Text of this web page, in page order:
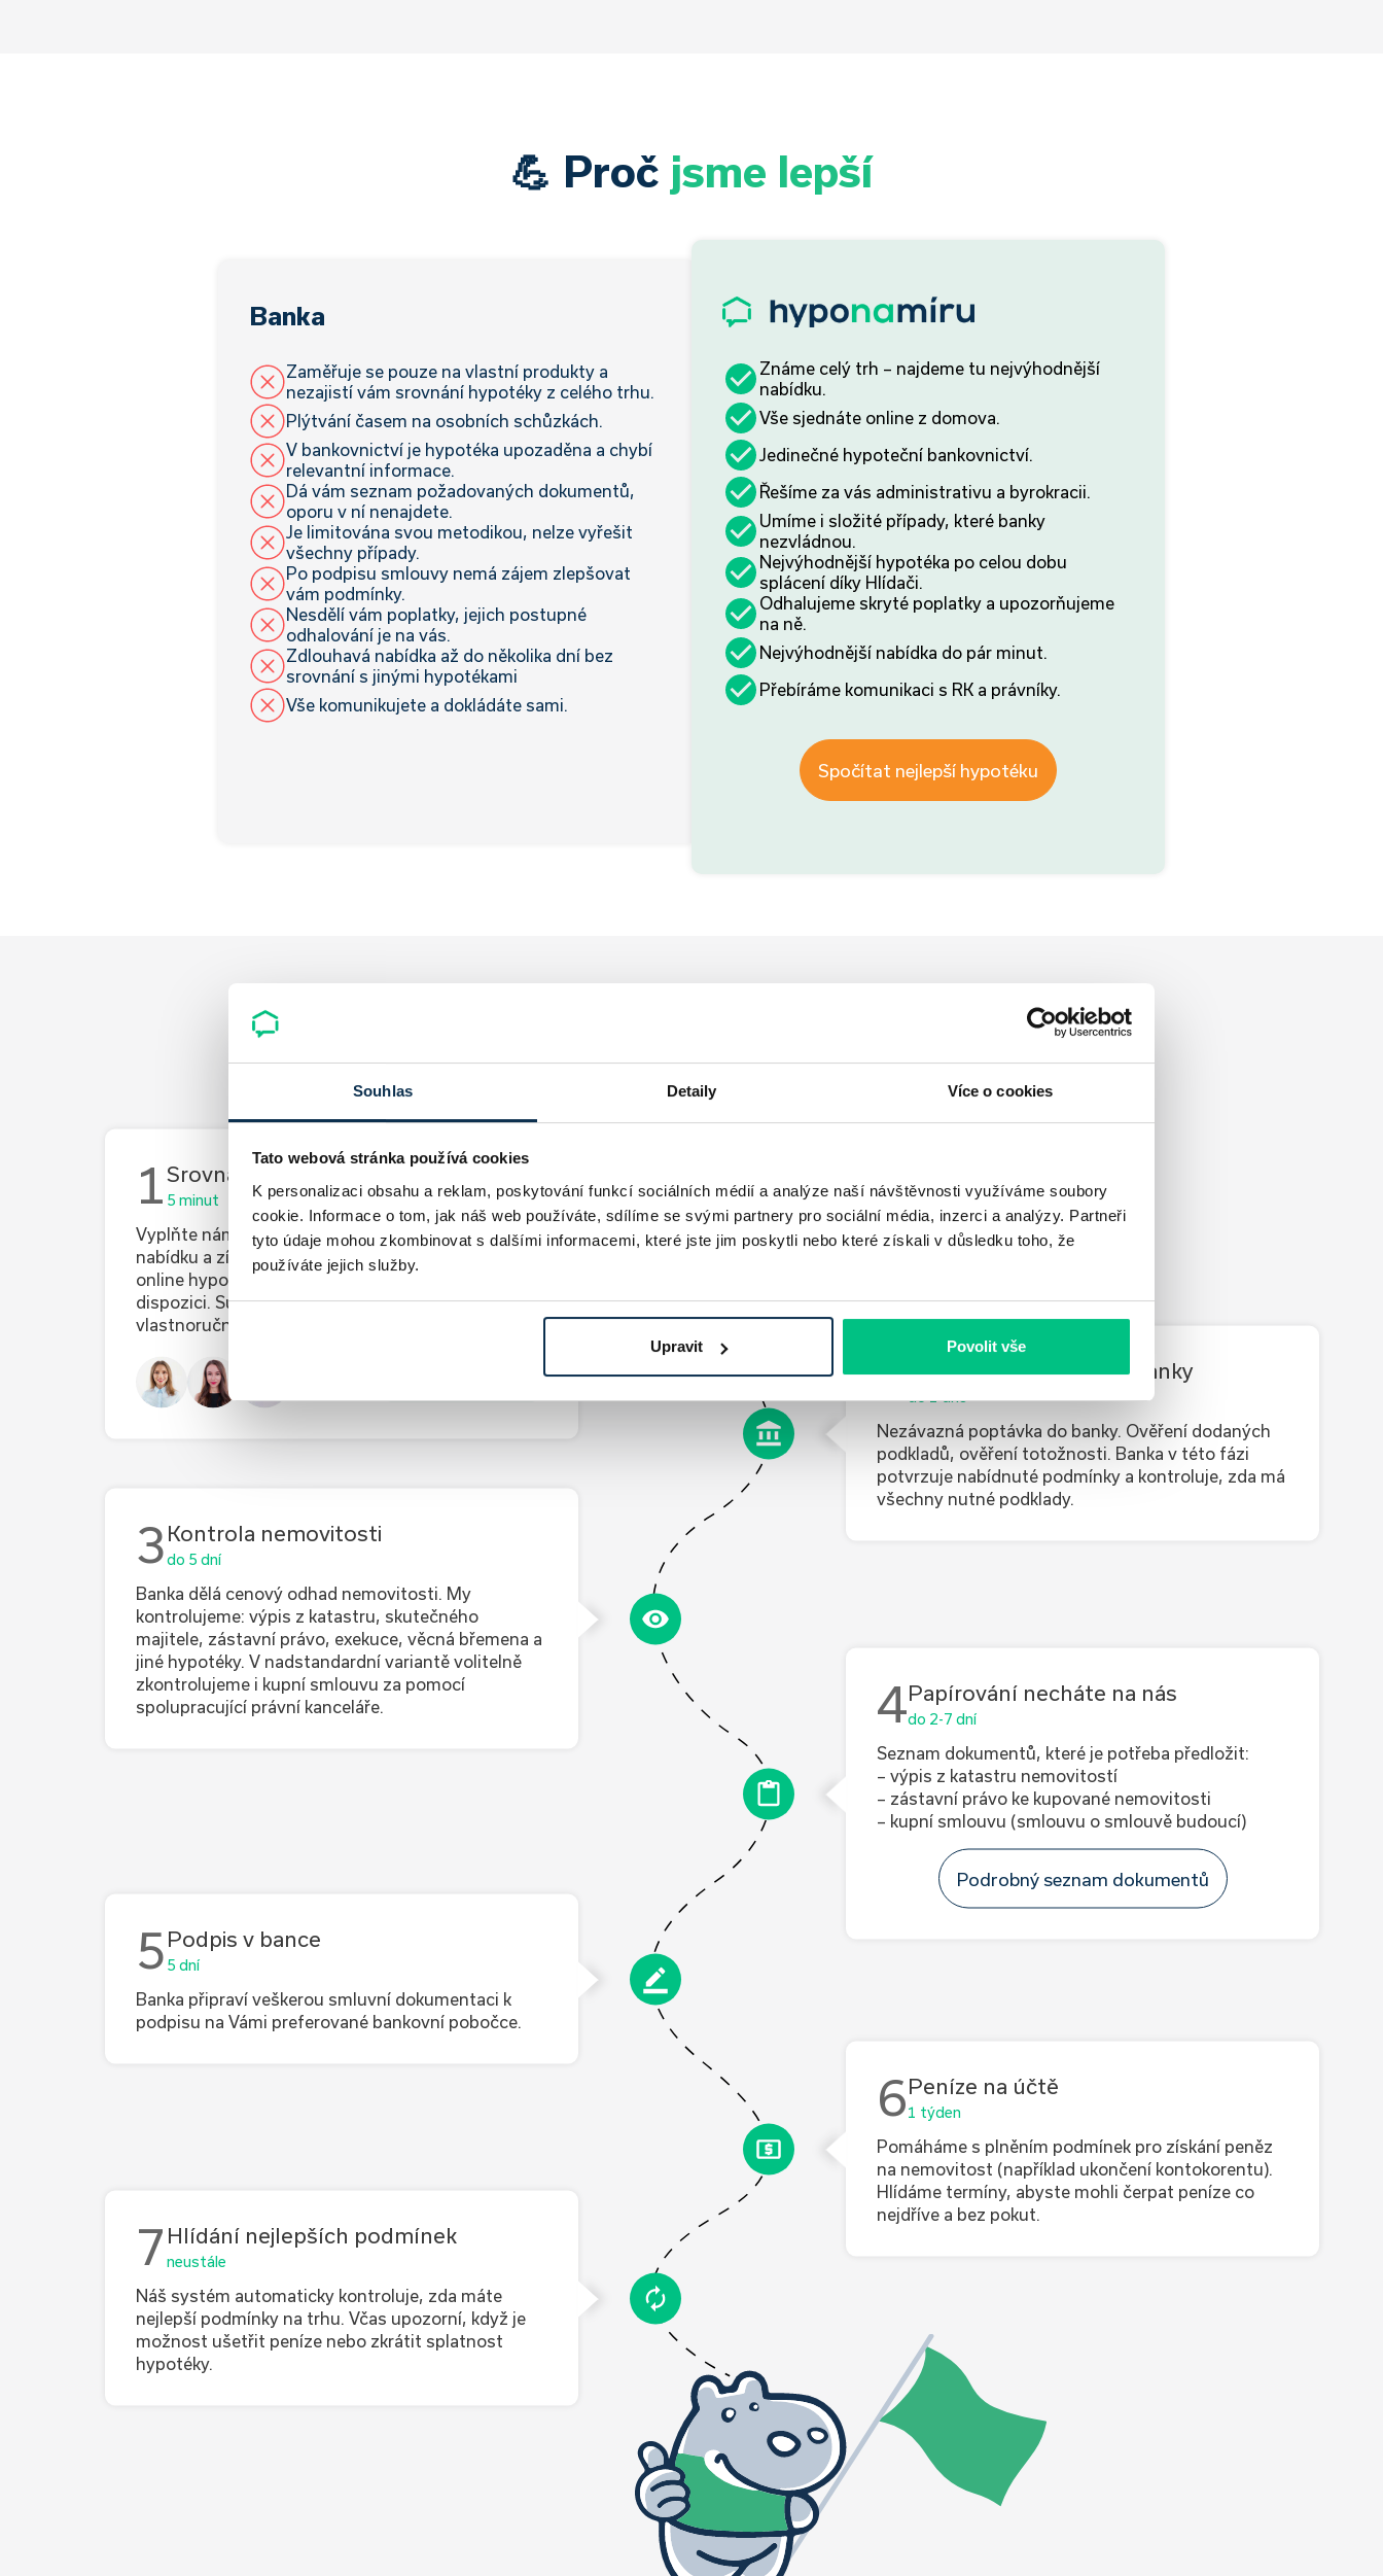
Souhlas Detaily Více o cookies
Tato webová stránka používá cookies
K personalizaci obsahu a reklam, poskytování funkcí sociálních médií a analýze naší návštěvnosti využíváme soubory
cookie. Informace o tom, jak náš web používáte, sdílíme se svými partnery pro sociální média, inzerci a analýzy. Partneři
tyto údaje mohou zkombinovat s dalšími informacemi, které jste jim poskytli nebo které získali v důsledku toho, že
používáte jejich služby.
Upravit Povolit vše
💪 Proč jsme lepší
Banka
Zaměřuje se pouze na vlastní produkty a
nezajistí vám srovnání hypotéky z celého trhu.
Plýtvání časem na osobních schůzkách.
V bankovnictví je hypotéka upozaděna a chybí
relevantní informace.
Dá vám seznam požadovaných dokumentů,
oporu v ní nenajdete.
Je limitována svou metodikou, nelze vyřešit
všechny případy.
Po podpisu smlouvy nemá zájem zlepšovat
vám podmínky.
Nesdělí vám poplatky, jejich postupné
odhalování je na vás.
Zdlouhavá nabídka až do několika dní bez
srovnání s jinými hypotékami
Vše komunikujete a dokládáte sami.
Známe celý trh – najdeme tu nejvýhodnější
nabídku.
Vše sjednáte online z domova.
Jedinečné hypoteční bankovnictví.
Řešíme za vás administrativu a byrokracii.
Umíme i složité případy, které banky
nezvládnou.
Nejvýhodnější hypotéka po celou dobu
splácení díky Hlídači.
Odhalujeme skryté poplatky a upozorňujeme
na ně.
Nejvýhodnější nabídka do pár minut.
Přebíráme komunikaci s RK a právníky.
Spočítat nejlepší hypotéku
Jakto bude probíhat
1Srovnání všech hypoték v ČR
5 minut
Vyplňte nám co nejvíce informací, zpřesníte si tak
nabídku a získáte lepší podmínky. Přidělíme vám též
online hypotečního specialistu, který vám bude k
dispozici. Superkonkrétní nabídku vám dáme po
vlastnoruční kontrole do druhého dne.
2Záměr financování do banky
do 1 dne
Nezávazná poptávka do banky. Ověření dodaných
podkladů, ověření totožnosti. Banka v této fázi
potvrzuje nabídnuté podmínky a kontroluje, zda má
všechny nutné podklady.
3 Kontrola nemovitosti
do 5 dní
Banka dělá cenový odhad nemovitosti. My
kontrolujeme: výpis z katastru, skutečného
majitele, zástavní právo, exekuce, věcná břemena a
jiné hypotéky. V nadstandardní variantě volitelně
zkontrolujeme i kupní smlouvu za pomocí
spolupracující právní kanceláře.
4Papírování necháte na nás
do 2-7 dní
Seznam dokumentů, které je potřeba předložit:
– výpis z katastru nemovitostí
– zástavní právo ke kupované nemovitosti
– kupní smlouvu (smlouvu o smlouvě budoucí)
Podrobný seznam dokumentů
5 Podpis v bance
5 dní
Banka připraví veškerou smluvní dokumentaci k
podpisu na Vámi preferované bankovní pobočce.
6Peníze na účtě
1 týden
Pomáháme s plněním podmínek pro získání peněz
na nemovitost (například ukončení kontokorentu).
Hlídáme termíny, abyste mohli čerpat peníze co
nejdříve a bez pokut.
7 Hlídání nejlepších podmínek
neustále
Náš systém automaticky kontroluje, zda máte
nejlepší podmínky na trhu. Včas upozorní, když je
možnost ušetřit peníze nebo zkrátit splatnost
hypotéky.